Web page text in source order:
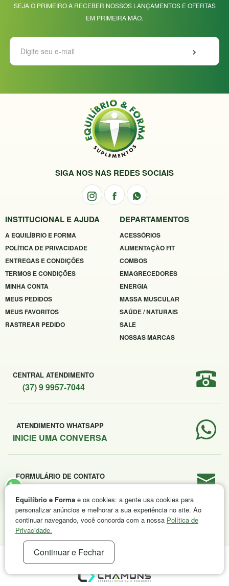
SEJA O PRIMEIRO A RECEBER NOSSOS LANÇAMENTOS E OFERTAS
EM PRIMEIRA MÃO.
SIGA NOS NAS REDES SOCIAIS
INSTITUCIONAL E AJUDA
A EQUILÍBRIO E FORMA
POLÍTICA DE PRIVACIDADE
ENTREGAS E CONDIÇÕES
TERMOS E CONDIÇÕES
MINHA CONTA
MEUS PEDIDOS
MEUS FAVORITOS
RASTREAR PEDIDO
DEPARTAMENTOS
ACESSÓRIOS
ALIMENTAÇÃO FIT
COMBOS
EMAGRECEDORES
ENERGIA
MASSA MUSCULAR
SAÚDE / NATURAIS
SALE
NOSSAS MARCAS
CENTRAL ATENDIMENTO
(37) 9 9957-7044
ATENDIMENTO WHATSAPP
INICIE UMA CONVERSA
FORMULÁRIO DE CONTATO
ENVIE SUA MENSAGEM
EQUILÍBRIO E FORMA © 2026
Equilíbrio e Forma e os cookies: a gente usa cookies para
personalizar anúncios e melhorar a sua experiência no site. Ao
continuar navegando, você concorda com a nossa Política de
Privacidade.
Continuar e Fechar